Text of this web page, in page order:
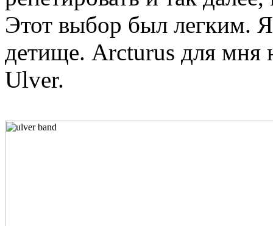
Этот выбор был легким.
детище. Arcturus для мня
Ulver.